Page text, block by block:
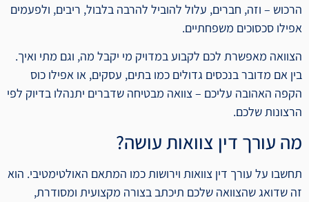
הרכוש – וזה, חברים, עלול להוביל להרבה בלבול, ריבים, ולפעמים
אפילו סכסוכים משפחתיים.
הצוואה מאפשרת לכם לקבוע במדויק מי יקבל מה, וגם מתי ואיך.
בין אם מדובר בנכסים גדולים כמו בתים, עסקים, או אפילו כוס
הקפה האהובה עליכם – צוואה מבטיחה שדברים יתנהלו בדיוק לפי
הרצונות שלכם.
מה עורך דין צוואות עושה?
תחשבו על עורך דין צוואות וירושות כמו המתאם האולטימטיבי. הוא
זה שדואג שהצוואה שלכם תיכתב בצורה מקצועית ומסודרת,